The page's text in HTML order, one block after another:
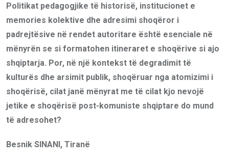
Politikat pedagogjike të historisë, institucionet e
memories kolektive dhe adresimi shoqëror i
padrejtësive në rendet autoritare është esenciale në
mënyrën se si formatohen itineraret e shoqërive si ajo
shqiptarja. Por, në një kontekst të degradimit të
kulturës dhe arsimit publik, shoqëruar nga atomizimi i
shoqërisë, cilat janë mënyrat me të cilat kjo nevojë
jetike e shoqërisë post-komuniste shqiptare do mund
të adresohet?
Besnik SINANI, Tiranë